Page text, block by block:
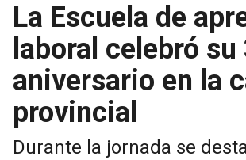
La Escuela de
laboral celebró su
aniversario en la
provincial
Durante la jornada se